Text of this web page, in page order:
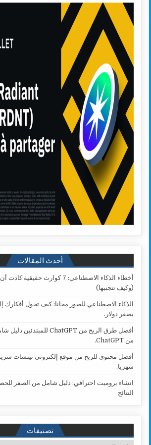
أحدث المقالات
أخطاء الذكاء الاصطناعي: 7 كوارث
(وكيف تتجنبها)
الذكاء الاصطناعي للصور مجانا: كيف تحول أفكارك
بصفر دولار.
من ChatGPT.
شهريا.
انشاء برومبت احترافي: دليل شامل من الصفر
النتائج
تصنيفات